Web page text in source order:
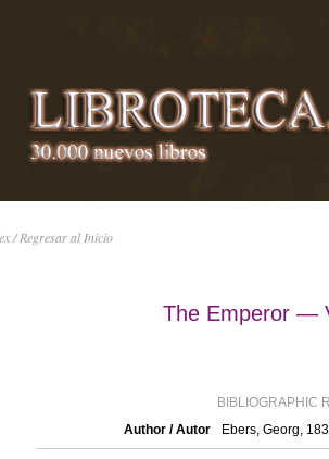
/ Regresar al Inicio
The Emperor —
BIBLIOGRAPHIC
Author / Autor
Ebers, Georg,